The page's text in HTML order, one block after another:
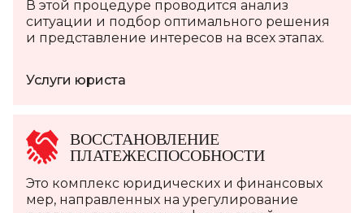
В этой процедуре проводится анализ
ситуации и подбор оптимального решения
и представление интересов на всех этапах.
Услуги юриста
ВОССТАНОВЛЕНИЕ
ПЛАТЕЖЕСПОСОБНОСТИ
Это комплекс юридических и финансовых
мер, направленных на урегулирование